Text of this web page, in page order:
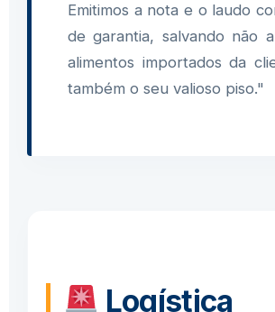
Emitimos a nota e o laudo
de garantia, salvando não
alimentos importados da
também o seu valioso piso."
Logística